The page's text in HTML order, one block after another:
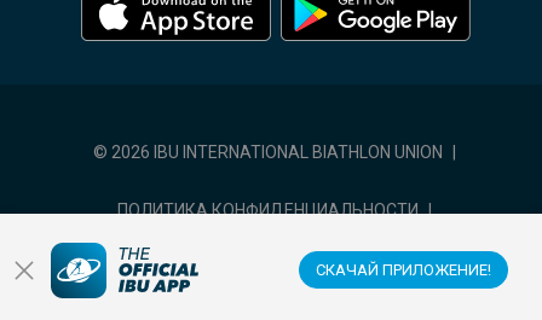
СКАЧАЙ ПРИЛОЖЕНИЕ!
© 2026 IBU INTERNATIONAL BIATHLON UNION
ПОЛИТИКА КОНФИДЕНЦИАЛЬНОСТИ |
УСЛОВИЯ ИСПОЛЬЗОВАНИЯ НАСТРОЙКИ ФАЙЛОВ COOKIE